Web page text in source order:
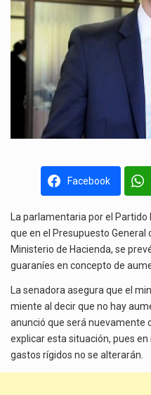
Facebook
La parlamentaria por el
que en el Presupuesto
Ministerio de Hacienda, se
guaraníes en concepto de
La senadora asegura que el
miente al decir que no hay
anunció que será nuevamente
explicar esta situación, pues
gastos rígidos no se alterarán.